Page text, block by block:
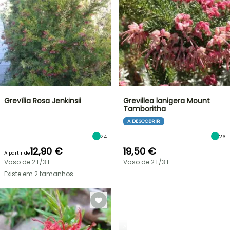
Grevília Rosa Jenkinsii
24
A partir de12,90 €
Vaso de 2 L/3 L
Existe em 2 tamanhos
Grevillea lanigera Mount
Tamboritha
A DESCOBRIR
26
19,50 €
Vaso de 2 L/3 L